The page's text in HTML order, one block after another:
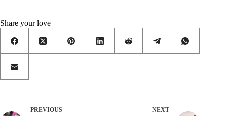
Share your love
PREVIOUS NEXT